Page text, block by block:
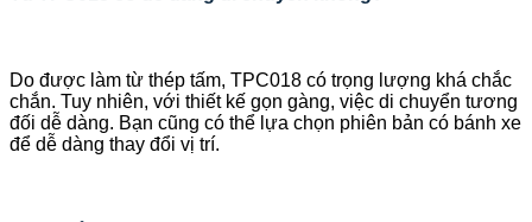
Do được làm từ thép tấm, TPC018 có trọng lượng khá chắc
chắn. Tuy nhiên, với thiết kế gọn gàng, việc di chuyển tương
đối dễ dàng. Bạn cũng có thể lựa chọn phiên bản có bánh xe
để dễ dàng thay đổi vị trí.